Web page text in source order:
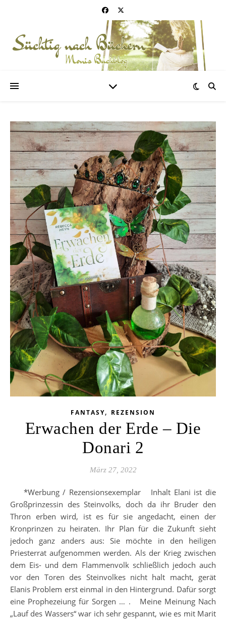
FANTASY, REZENSION
Erwachen der Erde – Die
Donari 2
März 27, 2022
*Werbung / Rezensionsexemplar Inhalt Elani ist die
Großprinzessin des Steinvolks, doch da ihr Bruder den
Thron erben wird, ist es für sie angedacht, einen der
Kronprinzen zu heiraten. Ihr Plan für die Zukunft sieht
jedoch ganz anders aus: Sie möchte in den heiligen
Priesterrat aufgenommen werden. Als der Krieg zwischen
dem Eis- und dem Flammenvolk schließlich jedoch auch
vor den Toren des Steinvolkes nicht halt macht, gerät
Elanis Problem erst einmal in den Hintergrund. Dafür sorgt
eine Prophezeiung für Sorgen … . Meine Meinung Nach
„Lauf des Wassers“ war ich sehr gespannt, wie es mit Marit